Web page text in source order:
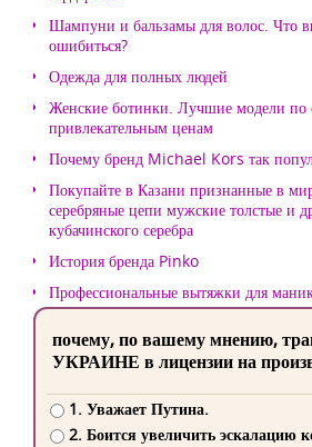
Шампуни и бальзамы для волос. Что
ошибиться?
Одежда для полных людей
Женские ботинки. Лучшие модели по
привлекательным ценам
Почему бренд Michael Kors так
Покупайте в Казани признанные в
серебряные цепи мужские толстые и
кубачинского серебра
История бренда Pinko
Профессиональные вытяжки для
почему, по вашему мнению,
УКРАИНЕ в лицензии на
1. Уважает Путина.
2. Боится увеличить эскалацию